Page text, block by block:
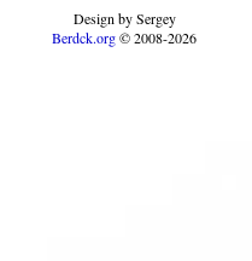
Design by Sergey
Berdck.org©2008-2026